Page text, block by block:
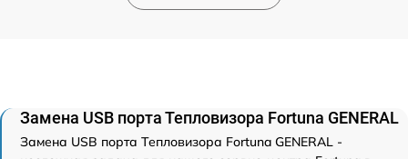
Замена USB порта Тепловизора Fortuna GENERAL
Замена USB порта Тепловизора Fortuna GENERAL -